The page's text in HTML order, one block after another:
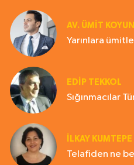
AV. ÜMIT
Yarınlara
EDIP TEKKOL
Sığınmacılar
İLKAY KUMTEPE
Telafiden ne